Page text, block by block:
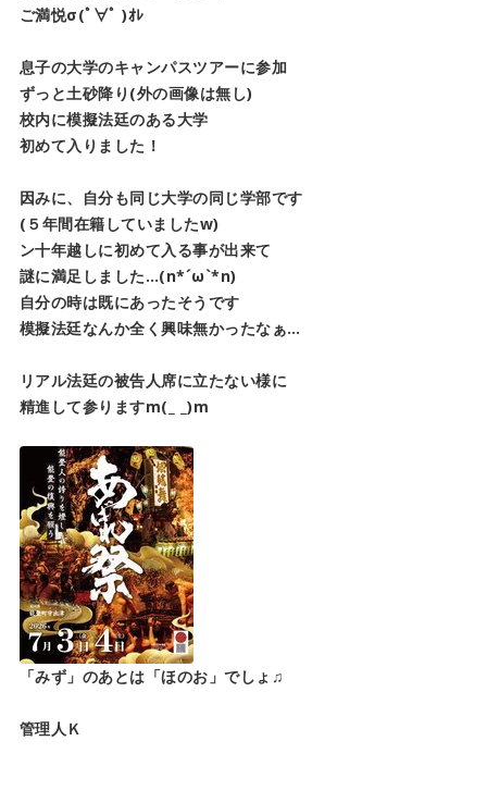
ご満悦σ(ﾟ∀ﾟ )ｵﾚ
息子の大学のキャンパスツアーに参加
ずっと土砂降り(外の画像は無し)
校内に模擬法廷のある大学
初めて入りました！
因みに、自分も同じ大学の同じ学部です
(５年間在籍していましたw)
ン十年越しに初めて入る事が出来て
謎に満足しました…(n*´ω`*n)
自分の時は既にあったそうです
模擬法廷なんか全く興味無かったなぁ…
リアル法廷の被告人席に立たない様に
精進して参りますm(_ _)m
「みず」のあとは「ほのお」でしょ♫
管理人Ｋ